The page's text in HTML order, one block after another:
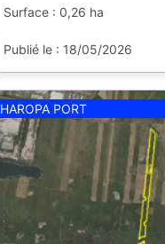
Surface : 0,26 ha
Publié le : 18/05/2026
HAROPA PORT